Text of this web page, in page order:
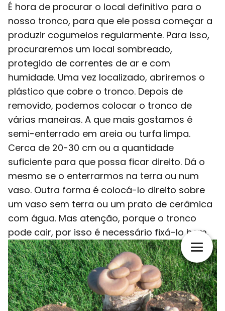
É hora de procurar o local definitivo para o
nosso tronco, para que ele possa começar a
produzir cogumelos regularmente. Para isso,
procuraremos um local sombreado,
protegido de correntes de ar e com
humidade. Uma vez localizado, abriremos o
plástico que cobre o tronco. Depois de
removido, podemos colocar o tronco de
várias maneiras. A que mais gostamos é
semi-enterrado em areia ou turfa limpa.
Cerca de 20-30 cm ou a quantidade
suficiente para que possa ficar direito. Dá o
mesmo se o enterrarmos na terra ou num
vaso. Outra forma é colocá-lo direito sobre
um vaso sem terra ou um prato de cerâmica
com água. Mas atenção, porque o tronco
pode cair, por isso é necessário fixá-lo bem.